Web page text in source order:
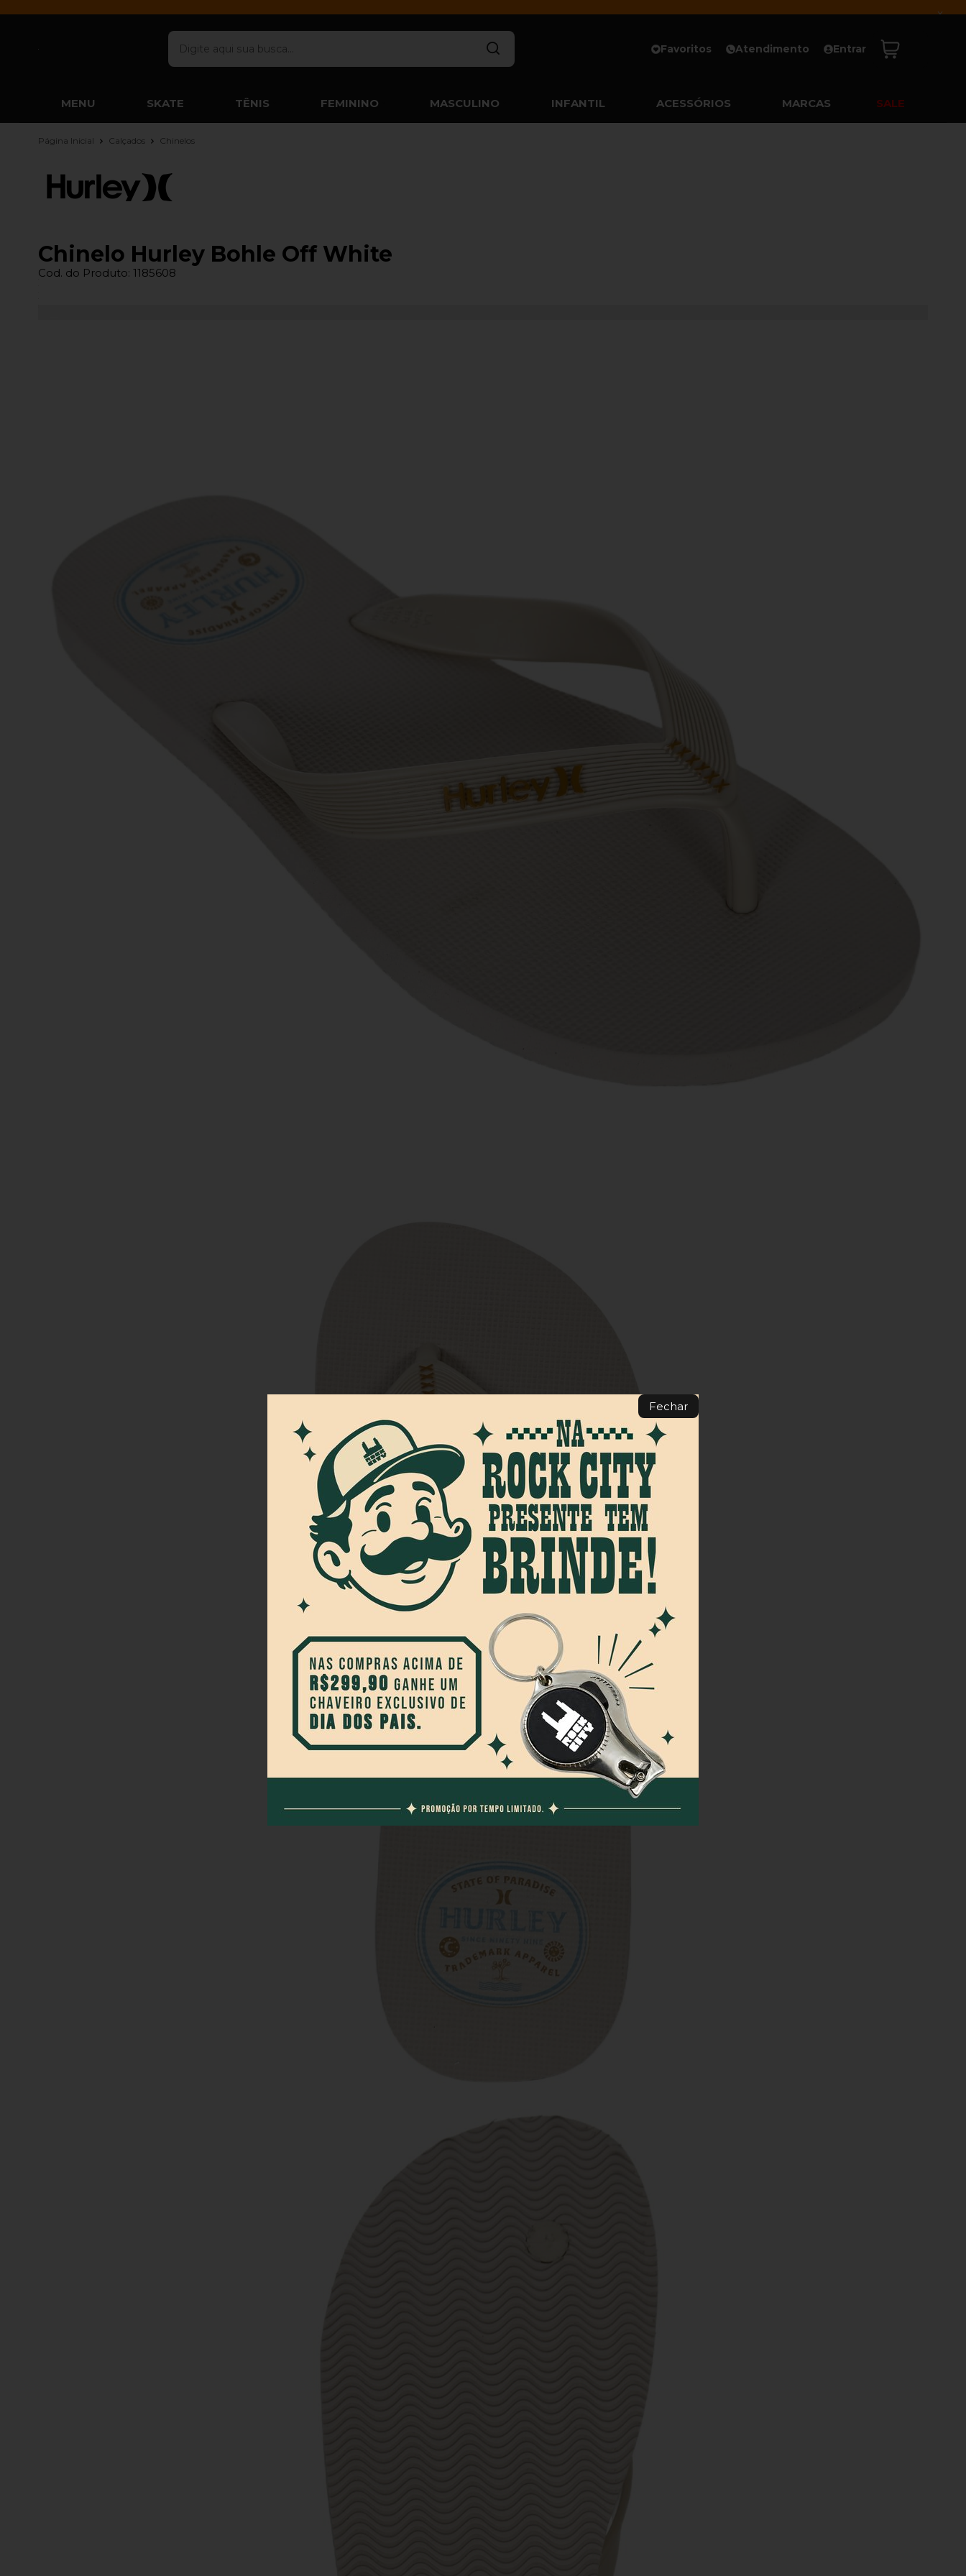
x
Favoritos Atendimento Entrar
MENU SKATE TÊNIS FEMININO MASCULINO INFANTIL ACESSÓRIOS MARCAS SALE
Página Inicial Calçados Chinelos
Chinelo Hurley Bohle Off White
Cod. do Produto: 1185608
Fechar